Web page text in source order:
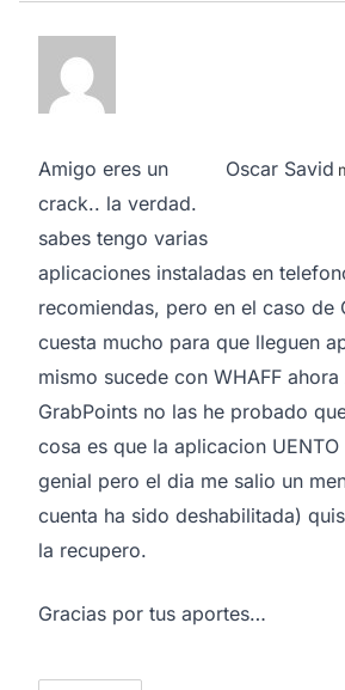
Oscar Savid
Amigo eres un
crack.. la verdad.
sabes tengo varias
aplicaciones instaladas en
recomiendas, pero en el caso de
cuesta mucho para que lleguen
mismo sucede con WHAFF
GrabPoints no las he probado
cosa es que la aplicacion
genial pero el dia me salio un
cuenta ha sido deshabilitada)
la recupero.
Gracias por tus aportes…